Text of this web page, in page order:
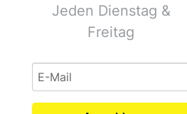
Jeden Dienstag &
Freitag